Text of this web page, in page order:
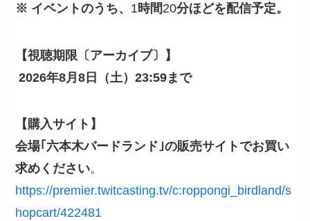
※ イベントのうち、 1 時間20分ほどを配信予定。
【視聴期限〔アーカイブ〕】
2026年8月8日（土）23:59まで
【購入サイト】
会場｢六本木バードランド｣の販売サイトでお買い
求めください。
https://premier.twitcasting.tv/c:roppongi_birdland/s
hopcart/422481